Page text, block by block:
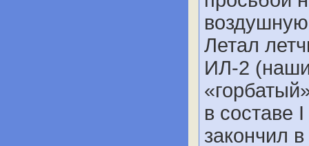
Летал
ИЛ-2
в составе
закончил